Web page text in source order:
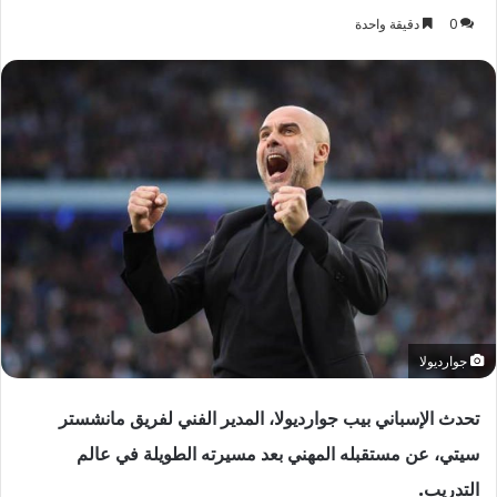
0
دقيقة واحدة
جوارديولا
تحدث الإسباني بيب جوارديولا، المدير الفني لفريق مانشستر
سيتي، عن مستقبله المهني بعد مسيرته الطويلة في عالم
التدريب.